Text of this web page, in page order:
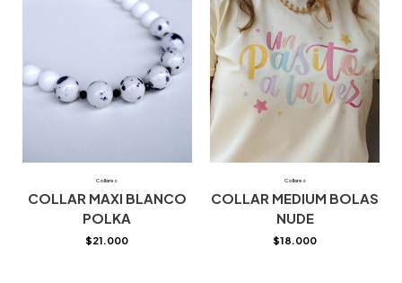
Collares
COLLAR MAXI BLANCO
POLKA
$21.000
Collares
COLLAR MEDIUM BOLAS
NUDE
$18.000